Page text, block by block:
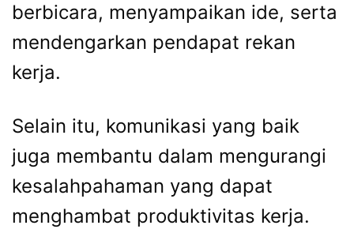
berbicara, menyampaikan ide, serta
mendengarkan pendapat rekan
kerja.
Selain itu, komunikasi yang baik
juga membantu dalam mengurangi
kesalahpahaman yang dapat
menghambat produktivitas kerja.